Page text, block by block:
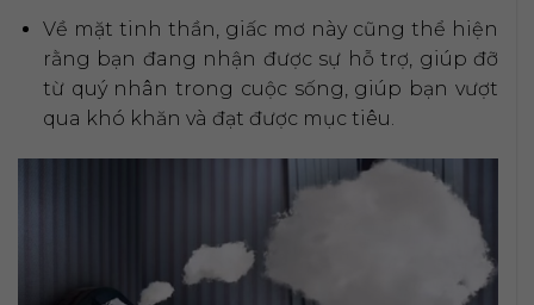
Về mặt tinh thần, giấc mơ này cũng thể hiện
rằng bạn đang nhận được sự hỗ trợ, giúp đỡ
từ quý nhân trong cuộc sống, giúp bạn vượt
qua khó khăn và đạt được mục tiêu.